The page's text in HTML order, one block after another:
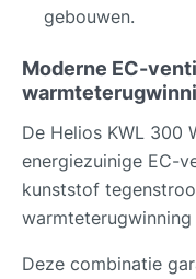
gebouwen.
Moderne EC-
De Helios KWL 300
energiezuinige EC-
kunststof
Deze combinatie